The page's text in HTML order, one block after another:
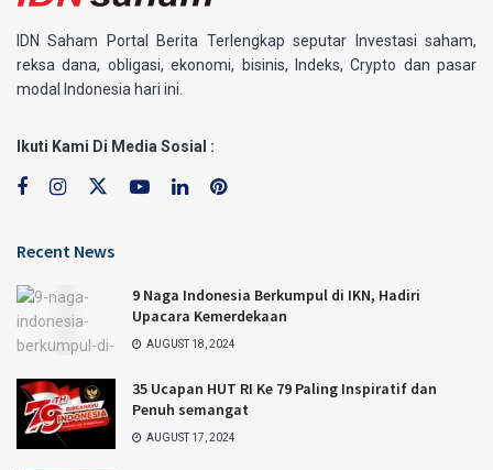
IDN Saham Portal Berita Terlengkap seputar Investasi saham,
reksa dana, obligasi, ekonomi, bisinis, Indeks, Crypto dan pasar
modal Indonesia hari ini.
Ikuti Kami Di Media Sosial :
Recent News
9 Naga Indonesia Berkumpul di IKN, Hadiri
Upacara Kemerdekaan
AUGUST 18, 2024
35 Ucapan HUT RI Ke 79 Paling Inspiratif dan
Penuh semangat
AUGUST 17, 2024